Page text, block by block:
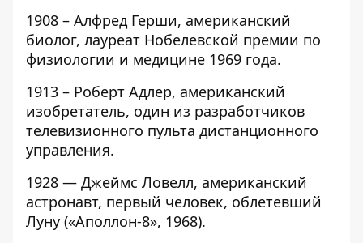
1908 – Алфред Герши, американский
биолог, лауреат Нобелевской премии по
физиологии и медицине 1969 года.
1913 – Роберт Адлер, американский
изобретатель, один из разработчиков
телевизионного пульта дистанционного
управления.
1928 — Джеймс Ловелл, американский
астронавт, первый человек, облетевший
Луну («Аполлон-8», 1968).